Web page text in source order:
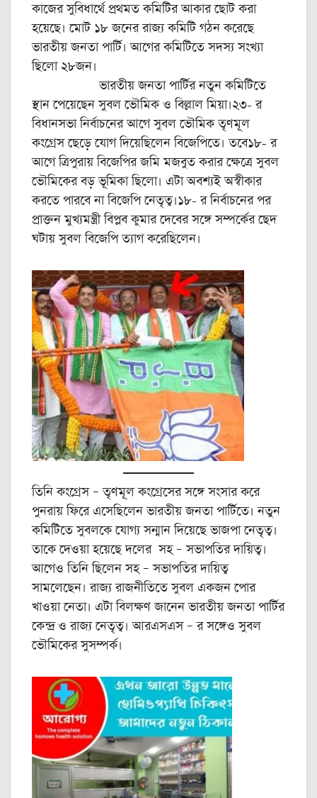
কাজের সুবিধার্থে প্রথমত কমিটির আকার ছোট করা
হয়েছে। মোট ১৮ জনের রাজ্য কমিটি গঠন করেছে
ভারতীয় জনতা পার্টি। আগের কমিটিতে সদস্য সংখ্যা
ছিলো ২৮জন।
ভারতীয় জনতা পার্টির নতুন কমিটিতে
স্থান পেয়েছেন সুবল ভৌমিক ও বিল্লাল মিয়া।২৩- র
বিধানসভা নির্বাচনের আগে সুবল ভৌমিক তৃণমূল
কংগ্রেস ছেড়ে যোগ দিয়েছিলেন বিজেপিতে। তবে১৮- র
আগে ত্রিপুরায় বিজেপির জমি মজবুত করার ক্ষেত্রে সুবল
ভৌমিকের বড় ভূমিকা ছিলো। এটা অবশ্যই অস্বীকার
করতে পারবে না বিজেপি নেতৃত্ব।১৮- র নির্বাচনের পর
প্রাক্তন মুখ্যমন্ত্রী বিপ্লব কুমার দেবের সঙ্গে সম্পর্কের ছেদ
ঘটায় সুবল বিজেপি ত্যাগ করেছিলেন।
তিনি কংগ্রেস – তৃণমূল কংগ্রেসের সঙ্গে সংসার করে
পুনরায় ফিরে এসেছিলেন ভারতীয় জনতা পার্টিতে। নতুন
কমিটিতে সুবলকে যোগ্য সন্মান দিয়েছে ভাজপা নেতৃত্ব।
তাকে দেওয়া হয়েছে দলের সহ – সভাপতির দায়িত্ব।
আগেও তিনি ছিলেন সহ – সভাপতির দায়িত্ব
সামলেছেন। রাজ্য রাজনীতিতে সুবল একজন পোর
খাওয়া নেতা। এটা বিলক্ষণ জানেন ভারতীয় জনতা পার্টির
কেন্দ্র ও রাজ্য নেতৃত্ব। আরএসএস – র সঙ্গেও সুবল
ভৌমিকের সুসম্পর্ক।